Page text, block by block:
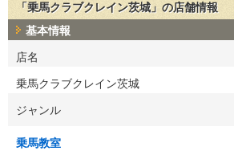
「乗馬クラブクレイン茨城」の店舗情報
基本情報
店名
乗馬クラブクレイン茨城
ジャンル
乗馬教室